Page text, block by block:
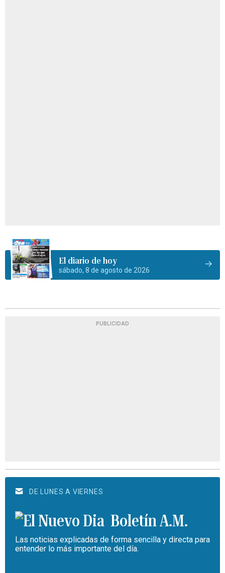
El diario de hoy
sábado, 8 de agosto de 2026
PUBLICIDAD
DE LUNES A VIERNES
Boletín A.M.
Las noticias explicadas de forma sencilla y directa para
entender lo más importante del día.